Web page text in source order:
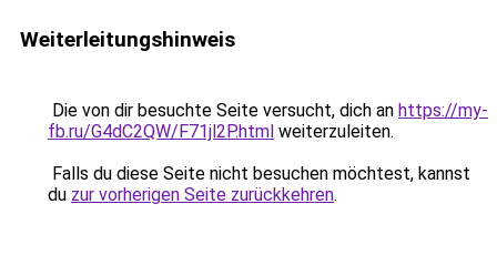
Weiterleitungshinweis
Die von dir besuchte Seite versucht, dich an https://my-
fb.ru/G4dC2QW/F71jl2P.html weiterzuleiten.
Falls du diese Seite nicht besuchen möchtest, kannst
du zur vorherigen Seite zurückkehren.